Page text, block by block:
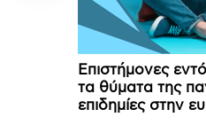
Επιστήμονες
τα θύματα της
επιδημίες στην